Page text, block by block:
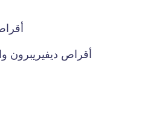
أقراص ديفيريبرون